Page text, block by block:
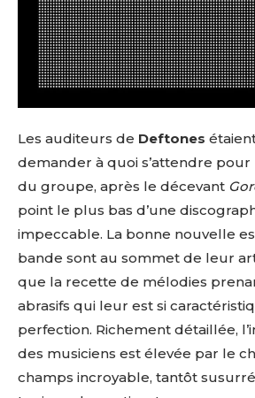
Les auditeurs de Deftones
demander à quoi s’attendre
du groupe, après le décevant
point le plus bas d’une
impeccable. La bonne nouvelle
bande sont au sommet de leur
que la recette de mélodies
abrasifs qui leur est si
perfection. Richement détaillée,
des musiciens est élevée par le
champs incroyable, tantôt